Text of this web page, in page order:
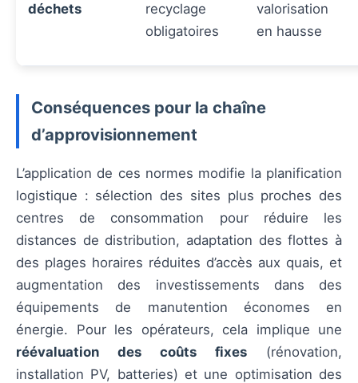
déchets
recyclage
obligatoires
valorisation
en hausse
Conséquences pour la chaîne
d’approvisionnement
L’application de ces normes modifie la planification
logistique : sélection des sites plus proches des
centres de consommation pour réduire les
distances de distribution, adaptation des flottes à
des plages horaires réduites d’accès aux quais, et
augmentation des investissements dans des
équipements de manutention économes en
énergie. Pour les opérateurs, cela implique une
réévaluation des coûts fixes (rénovation,
installation PV, batteries) et une optimisation des